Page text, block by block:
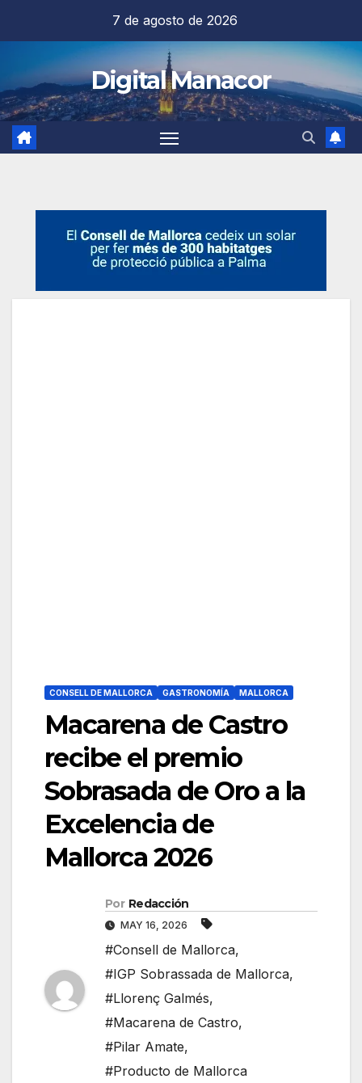
contenido
7 de agosto de 2026
Digital Manacor
CONSELL DE MALLORCA GASTRONOMÍA MALLORCA
Macarena de Castro
recibe el premio
Sobrasada de Oro a la
Excelencia de
Mallorca 2026
Por Redacción
MAY 16, 2026
#Consell de Mallorca,
#IGP Sobrassada de Mallorca,
#Llorenç Galmés,
#Macarena de Castro,
#Pilar Amate,
#Producto de Mallorca